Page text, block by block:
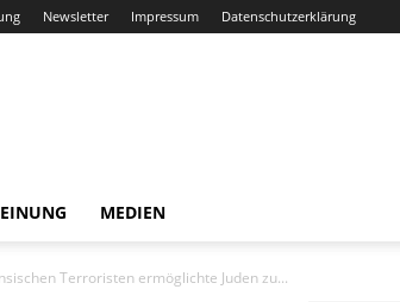
Newsletter Impressum Datenschutzerklärung
MEDIEN
Terroristen ermöglichte Juden zu...